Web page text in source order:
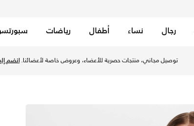
رجال نساء أطفال رياضات
توصيل مجاني، منتجات حصرية للأعضاء، وعروض خاصة لأعضائنا.انضم